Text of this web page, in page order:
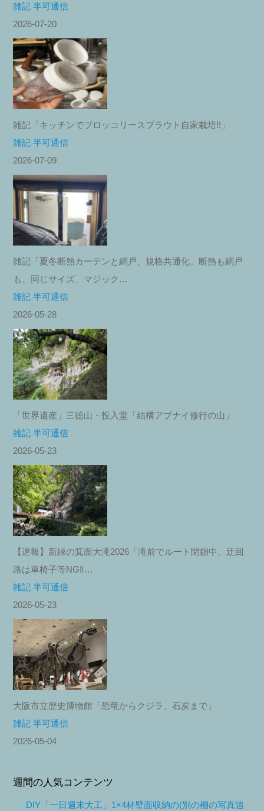
雑記 半可通信
2026-07-20
雑記「キッチンでブロッコリースプラウト自家栽培!!」
雑記 半可通信
2026-07-09
雑記「夏冬断熱カーテンと網戸、規格共通化」断熱も網戸
も、同じサイズ、マジック…
雑記 半可通信
2026-05-28
「世界遺産」三徳山・投入堂「結構アブナイ修行の山」
雑記 半可通信
2026-05-23
【遅報】新緑の箕面大滝2026「滝前でルート閉鎖中、迂回
路は車椅子等NG‼︎…
雑記 半可通信
2026-05-23
大阪市立歴史博物館「恐竜からクジラ、石炭まで」
雑記 半可通信
2026-05-04
週間の人気コンテンツ
DIY「一日週末大工」1×4材壁面収納の(別の棚の写真追